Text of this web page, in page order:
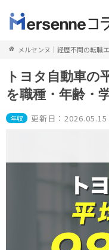
メルセンヌ｜経歴不問の転職
トヨタ自動車の
を職種・年齢・
年収 更新日：2026.05.15